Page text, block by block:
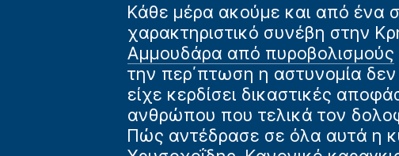
Κάθε μέρα ακούμε και από ένα
χαρακτηριστικό συνέβη στην
Αμμουδάρα από πυροβολισμούς
την περ΄πτωση η αστυνομία
είχε κερδίσει δικαστικές
ανθρώπου που τελικά τον
Πώς αντέδρασε σε όλα αυτά η